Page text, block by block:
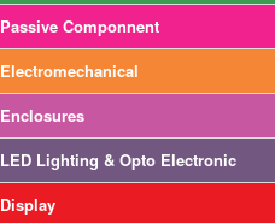
Passive Componnent
Electromechanical
Enclosures
LED Lighting & Opto Electronic
Display